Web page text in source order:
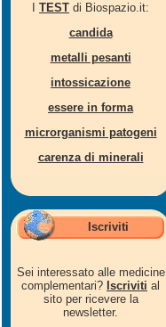
TEST di Biospazio.it:
candida
metalli pesanti
intossicazione
essere in forma
microrganismi patogeni
carenza di minerali
Iscriviti
Sei interessato alle medicine
complementari? Iscriviti al
sito per ricevere la
newsletter.